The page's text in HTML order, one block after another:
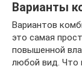
Варианты
Вариантов
это самая
повышенной
любой вид. Что